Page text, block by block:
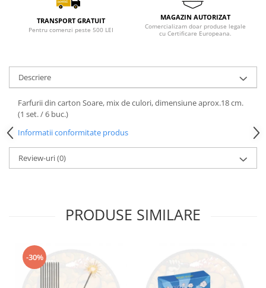
TRANSPORT GRATUIT
Pentru comenzi peste 500 LEI
MAGAZIN AUTORIZAT
Comercializam doar produse legale
cu Certificare Europeana.
Descriere
Farfurii din carton Soare, mix de culori, dimensiune aprox.18 cm.
(1 set. / 6 buc.)
Informatii conformitate produs
Review-uri(0)
PRODUSE SIMILARE
-30%